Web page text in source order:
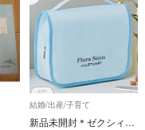
結婚/出産/子育て
新品未開封＊ゼクシィ 2025年9月JILLSTUART コスメポーチ